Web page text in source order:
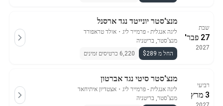
שבת
27 פבר'
2027
מנצ'סטר יונייטד נגד ארסנל
ליגה אנגלית - פרמייר ליג ・ אולד טראפורד
מנצ'סטר, בריטניה
החל מ $289
6,220 כרטיסים זמינים
רביעי
3 מרץ
מנצ'סטר סיטי נגד אברטון
ליגה אנגלית - פרמייר ליג ・ אצטדיון איתיחאד
מנצ'סטר, בריטניה